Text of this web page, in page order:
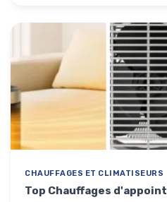
CHAUFFAGES ET CLIMATISEURS
Top Chauffages d'appoint